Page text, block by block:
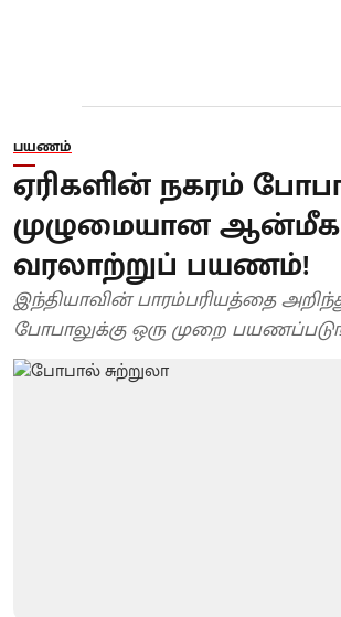
பயணம்
ஏரிகளின் நகரம்
முழுமையான ஆன்மீக
வரலாற்றுப் பயணம்!
இந்தியாவின் பாரம்பரியத்தை
போபாலுக்கு ஒரு முறை